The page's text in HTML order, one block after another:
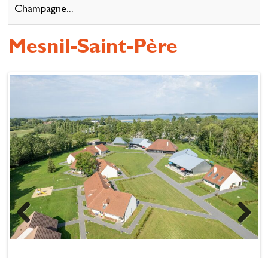
Champagne...
Mesnil-Saint-Père
Previous Next